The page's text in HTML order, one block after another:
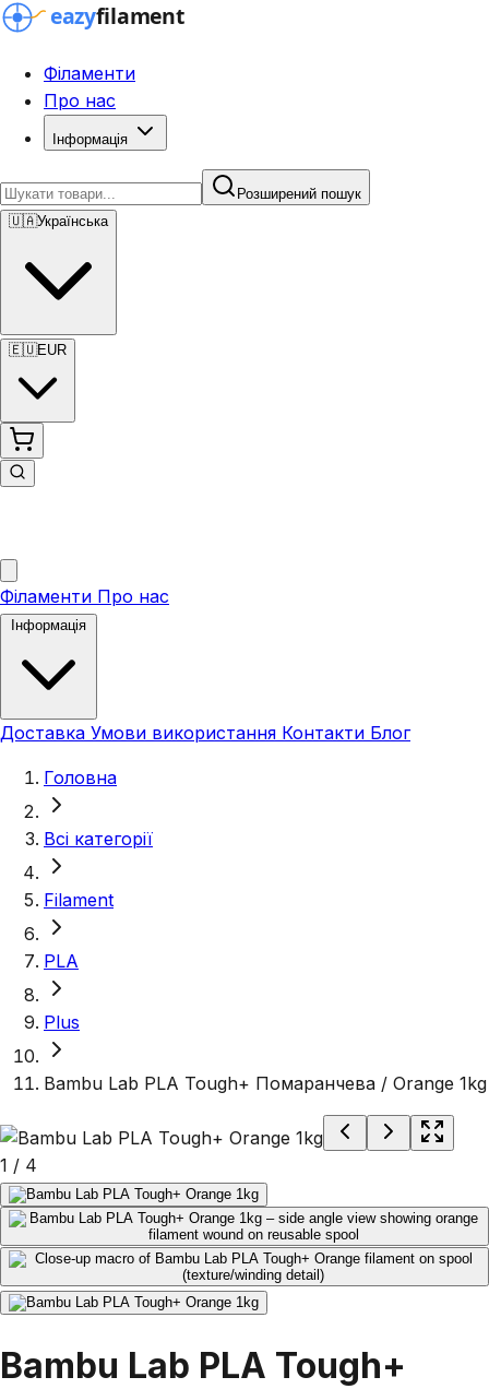
Філаменти
Про нас
Інформація
Розширений пошук
🇺🇦Українська
🇪🇺EUR
Філаменти Про нас
Доставка Умови використання Контакти Блог
Головна
Всі категорії
Filament
PLA
Plus
Bambu Lab PLA Tough+ Помаранчева / Orange 1kg
1 / 4
Bambu Lab PLA Tough+